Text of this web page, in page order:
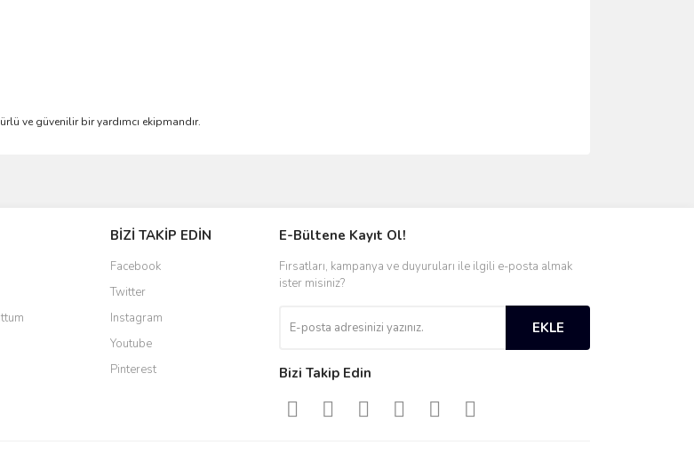
ve güvenilir bir yardımcı ekipmandır.
BİZİ TAKİP EDİN
Facebook
Twitter
Instagram
Youtube
Pinterest
E-Bültene Kayıt Ol!
Fırsatları, kampanya ve duyuruları ile ilgili e-posta almak
ister misiniz?
EKLE
Bizi Takip Edin